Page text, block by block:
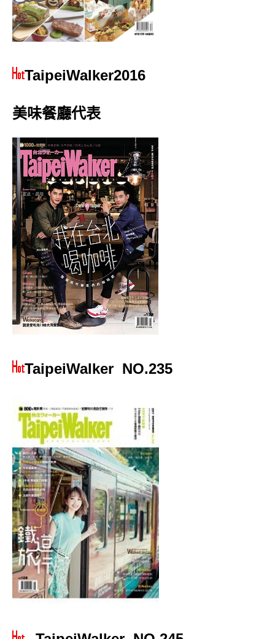
TaipeiWalker2016
美味餐廳代表
TaipeiWalker NO.235